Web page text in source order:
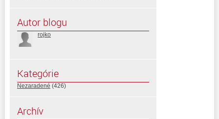
Autor blogu
rojko
Kategórie
Nezaradené (426)
Archív